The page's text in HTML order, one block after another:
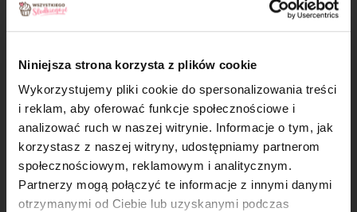
Niniejsza strona korzysta z plików cookie
Wykorzystujemy pliki cookie do spersonalizowania treści
i reklam, aby oferować funkcje społecznościowe i
analizować ruch w naszej witrynie. Informacje o tym, jak
korzystasz z naszej witryny, udostępniamy partnerom
społecznościowym, reklamowym i analitycznym.
Partnerzy mogą połączyć te informacje z innymi danymi
otrzymanymi od Ciebie lub uzyskanymi podczas
Krok 4
Ubij do uzyskania kremowej. Tak przygotowany
krem z białej czekolady możesz używać od razu do
przełożenia tortu lub ciasta.
×